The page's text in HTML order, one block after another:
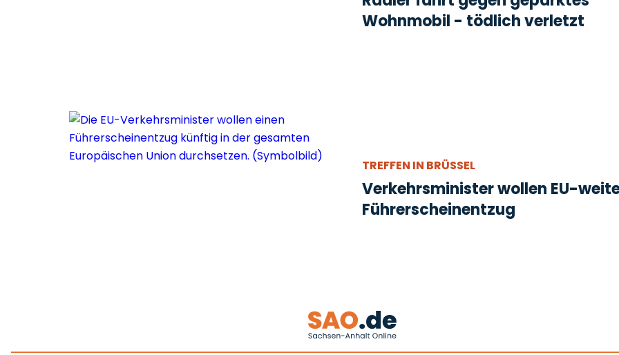
Wohnmobil - tödlich verletzt
TREFFEN IN BRÜSSEL
Verkehrsminister wollen EU-
Führerscheinentzug